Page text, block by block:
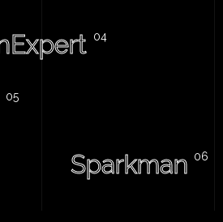
Sparkman